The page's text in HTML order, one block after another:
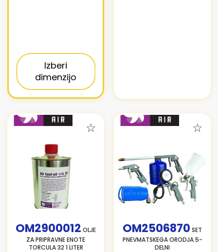
Izberi
dimenzijo
OM2900012 OLJE
ZA PRIPRAVNE ENOTE
TORCULA 32 1 LITER
OM2506870 SET
PNEVMATSKEGA ORODJA 5-
DELNI